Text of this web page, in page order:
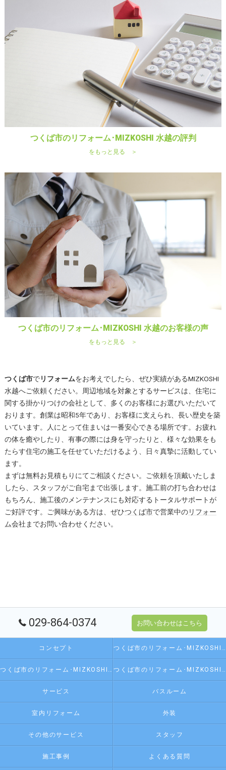
つくば市のリフォーム･MIZKOSHI 水越の評判
をもっと見る ＞
つくば市のリフォーム･MIZKOSHI 水越のお客様の声
をもっと見る ＞
つくば市でリフォームをお考えでしたら、ぜひ実績があるMIZKOSHI
水越へご依頼ください。周辺地域を対象とするサービスは、住宅に
関する掛かりつけの会社として、多くのお客様にお選びいただいて
おります。創業は昭和5年であり、お客様に支えられ、長い歴史を築
いています。人にとって住まいは一番安心できる場所です。お疲れ
の体を癒やしたり、有事の際には身を守ったりと、様々な効果をも
たらす住宅の施工を任せていただけるよう、日々真摯に活動してい
ます。
まずは無料お見積もりにてご相談ください。ご依頼を頂戴いたしま
したら、スタッフがご自宅まで出張します。施工前の打ち合わせは
もちろん、施工後のメンテナンスにも対応するトータルサポートが
ご好評です。ご興味がある方は、ぜひつくば市で営業中のリフォー
ム会社までお問い合わせください。
029-864-0374 お問い合わせはこちら
コンセプト つくば市のリフォーム･MIZKOSHI 水越の口コミ情報
つくば市のリフォーム･MIZKOSHI 水越の評判 つくば市のリフォーム･MIZKOSHI 水越のお客様の声
サービス バスルーム
室内リフォーム 外装
その他のサービス スタッフ
施工事例 よくある質問